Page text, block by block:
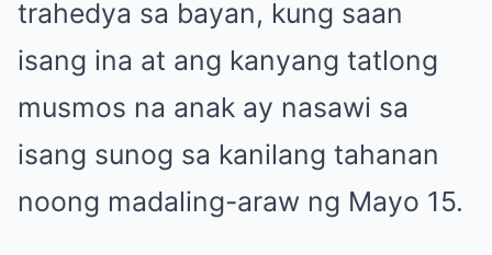
trahedya sa bayan, kung saan
isang ina at ang kanyang tatlong
musmos na anak ay nasawi sa
isang sunog sa kanilang tahanan
noong madaling-araw ng Mayo 15.